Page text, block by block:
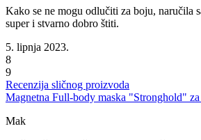
Kako se ne mogu odlučiti za boju, naručila
super i stvarno dobro štiti.
5. lipnja 2023.
8
9
Recenzija sličnog proizvoda
Magnetna Full-body maska "Stronghold"
Mak